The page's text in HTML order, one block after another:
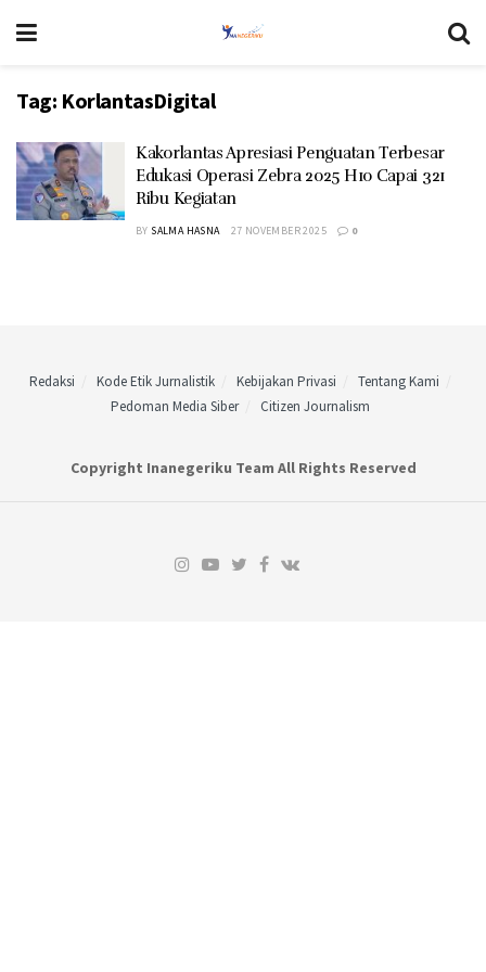
Tag: KorlantasDigital
Kakorlantas Apresiasi Penguatan Terbesar
Edukasi Operasi Zebra 2025 H10 Capai 321
Ribu Kegiatan
BY SALMA HASNA 27 NOVEMBER 2025 0
Redaksi Kode Etik Jurnalistik Kebijakan Privasi
Tentang Kami
Pedoman Media Siber
Citizen Journalism
Copyright Inanegeriku Team All Rights Reserved